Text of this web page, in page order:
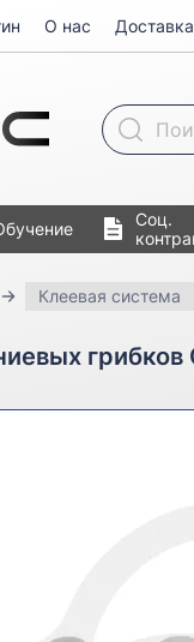
Поиск
О нас
Соц.
Клеевая система
грибков